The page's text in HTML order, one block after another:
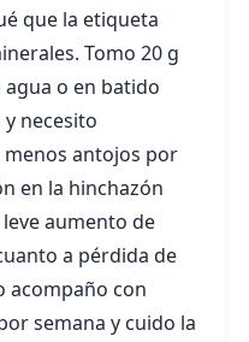
que la etiqueta
Tomo 20 g
o en batido
necesito
antojos por
en la hinchazón
aumento de
a pérdida de
acompaño con
semana y cuido la